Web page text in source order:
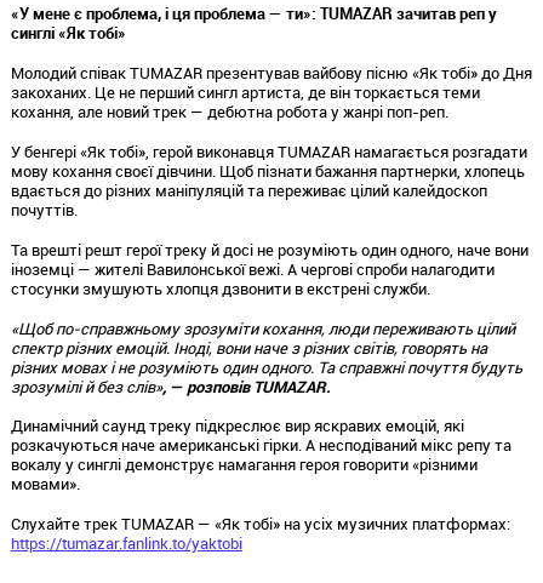
«У мене є проблема, і ця проблема — ти»: TUMAZAR зачитав реп у
синглі «Як тобі»
Молодий співак TUMAZAR презентував вайбову пісню «Як тобі» до Дня
закоханих. Це не перший сингл артиста, де він торкається теми
кохання, але новий трек — дебютна робота у жанрі поп-реп.
У бенгері «Як тобі», герой виконавця TUMAZAR намагається розгадати
мову кохання своєї дівчини. Щоб пізнати бажання партнерки, хлопець
вдається до різних маніпуляцій та переживає цілий калейдоскоп
почуттів.
Та врешті решт герої треку й досі не розуміють один одного, наче вони
іноземці — жителі Вавилонської вежі. А чергові спроби налагодити
стосунки змушують хлопця дзвонити в екстрені служби.
«Щоб по-справжньому зрозуміти кохання, люди переживають цілий
спектр різних емоцій. Іноді, вони наче з різних світів, говорять на
різних мовах і не розуміють один одного. Та справжні почуття будуть
зрозумілі й без слів», — розповів TUMAZAR.
Динамічний саунд треку підкреслює вир яскравих емоцій, які
розкачуються наче американські гірки. А несподіваний мікс репу та
вокалу у синглі демонструє намагання героя говорити «різними
мовами».
Слухайте трек TUMAZAR — «Як тобі» на усіх музичних платформах:
https://tumazar.fanlink.to/yaktobi